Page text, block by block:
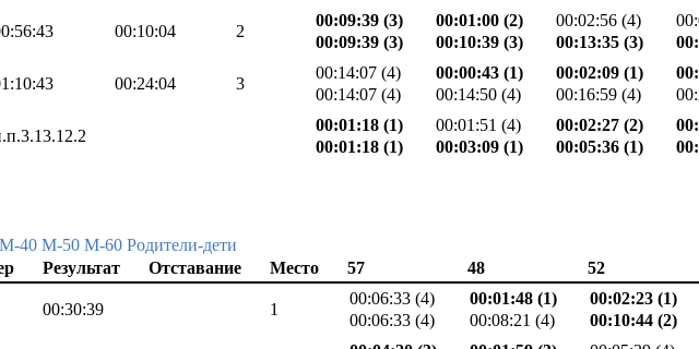
00:10:04 2
00:09:39 (3)
00:09:39 (3)
00:01:00 (2)
00:10:39 (3)
00:02:56 (4)
00:13:35 (3)
00:24:04 3
00:14:07 (4)
00:14:07 (4)
00:00:43 (1)
00:14:50 (4)
00:02:09 (1)
00:16:59 (4)
00:01:18 (1)
00:01:18 (1)
00:01:51 (4)
00:03:09 (1)
00:02:27 (2)
00:05:36 (1)
М-40 М-50 М-60 Родители-дети
Результат Отставание Место 57 48 52
00:30:39 1
00:06:33 (4)
00:06:33 (4)
00:01:48 (1)
00:08:21 (4)
00:02:23 (1)
00:10:44 (2)